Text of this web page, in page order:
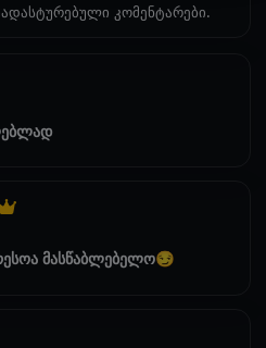
კომენტარები.
მასწაბლებელო😏